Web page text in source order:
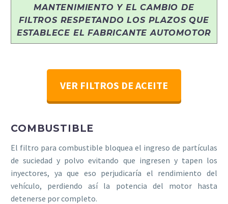
MANTENIMIENTO Y EL CAMBIO DE
FILTROS RESPETANDO LOS PLAZOS QUE
ESTABLECE EL FABRICANTE AUTOMOTOR
VER FILTROS DE ACEITE
COMBUSTIBLE
El filtro para combustible bloquea el ingreso de partículas
de suciedad y polvo evitando que ingresen y tapen los
inyectores, ya que eso perjudicaría el rendimiento del
vehículo, perdiendo así la potencia del motor hasta
detenerse por completo.